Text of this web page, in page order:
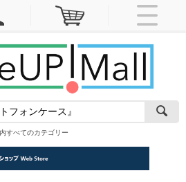
すべてのカテゴリー